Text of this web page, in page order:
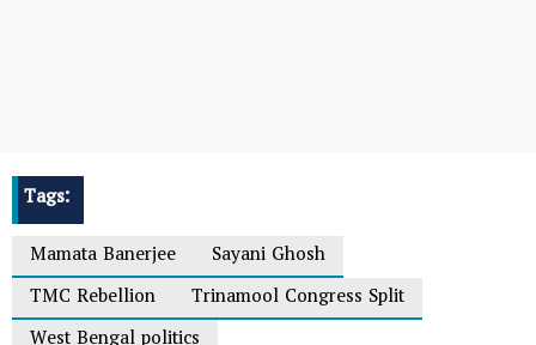
Tags:
Mamata Banerjee
Sayani Ghosh
TMC Rebellion
Trinamool Congress Split